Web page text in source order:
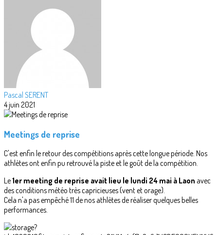
Pascal SERENT
4 juin 2021
Meetings de reprise
C'est enfin le retour des compétitions après cette longue période. Nos
athlètes ont enfin pu retrouvé la piste et le goût de la compétition.
Le1er meeting de reprise avait lieu le lundi 24 mai à Laon avec
des conditions météo très capricieuses (vent et orage).
Cela n'a pas empêché 11 de nos athlètes de réaliser quelques belles
performances.